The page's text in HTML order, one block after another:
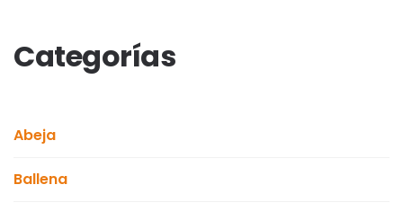
Categorías
Abeja
Ballena